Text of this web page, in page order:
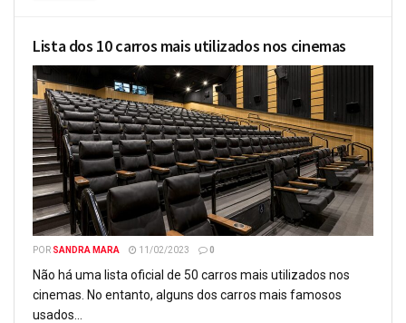
Lista dos 10 carros mais utilizados nos cinemas
POR SANDRA MARA 11/02/2023 0
Não há uma lista oficial de 50 carros mais utilizados nos
cinemas. No entanto, alguns dos carros mais famosos
usados...